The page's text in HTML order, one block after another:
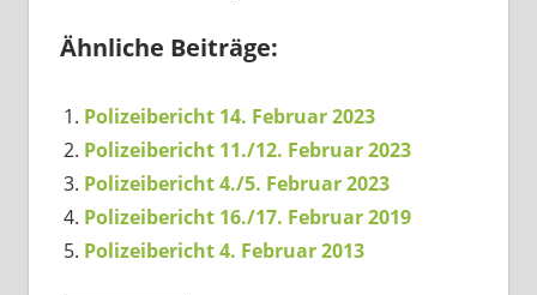
Ähnliche Beiträge:
Polizeibericht 14. Februar 2023
Polizeibericht 11./12. Februar 2023
Polizeibericht 4./5. Februar 2023
Polizeibericht 16./17. Februar 2019
Polizeibericht 4. Februar 2013